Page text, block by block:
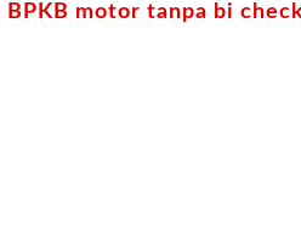
BPKB motor tanpa bi